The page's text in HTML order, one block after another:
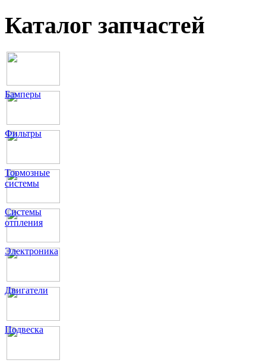
Каталог запчастей
Бамперы
Фильтры
Тормозные
системы
Системы
отпления
Электроника
Двигатели
Подвеска